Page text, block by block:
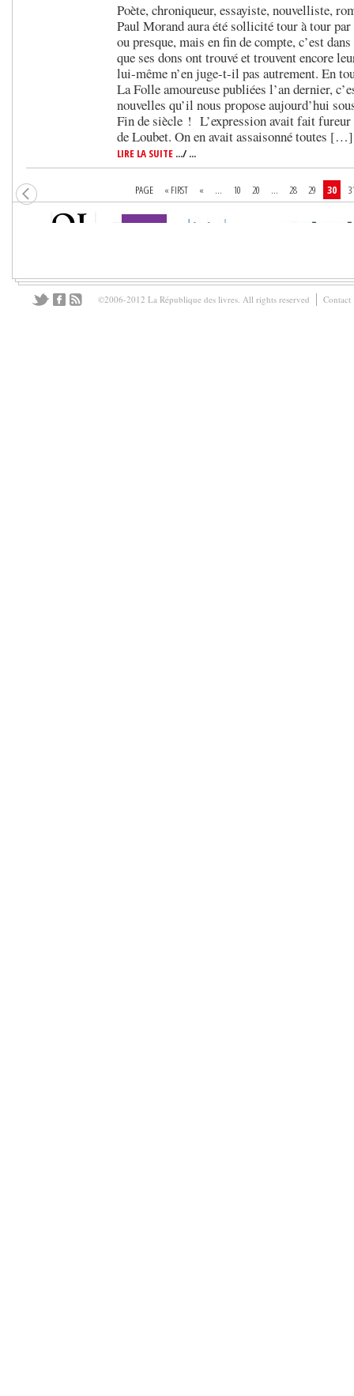
Poète, chroniqueur, essayiste, nouvelliste,
Paul Morand aura été sollicité tour à tour
ou presque, mais en fin de compte, c’est
que ses dons ont trouvé et trouvent encore
lui-même n’en juge-t-il pas autrement. En
La Folle amoureuse publiées l’an dernier,
nouvelles qu’il nous propose aujourd’hui
Fin de siècle ! L’expression avait fait fureur
de Loubet. On en avait assaisonné toutes […]
LIRE LA SUITE .../ ...
PAGE « FIRST « ... 10 20 ... 28 29 30
©2006-2012 La République des livres. All rights reserved Contact